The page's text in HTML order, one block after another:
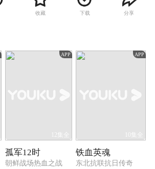
成一个商贩模样，抵达华东局社会部设在上海西
郊虹桥路的一处秘密联络点。很快，又陆续进来
差不多。继而领导宣布，由在座的这些人组建一
收藏 下载 分享
APP
12集全
孤军12时
朝鲜战场热血之战
APP
10集全
铁血英魂
东北抗联抗日传奇